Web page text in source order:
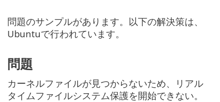
問題のサンプルがあります。以下の解決策は、
Ubuntuで行われています。
問題
カーネルファイルが見つからないため、リアル
タイムファイルシステム保護を開始できない。